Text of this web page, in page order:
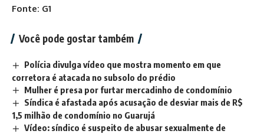
Fonte: G1
Você pode gostar também
Polícia divulga vídeo que mostra momento em que
corretora é atacada no subsolo do prédio
Mulher é presa por furtar mercadinho de condomínio
Síndica é afastada após acusação de desviar mais de R$
1,5 milhão de condomínio no Guarujá
Vídeo: síndico é suspeito de abusar sexualmente de